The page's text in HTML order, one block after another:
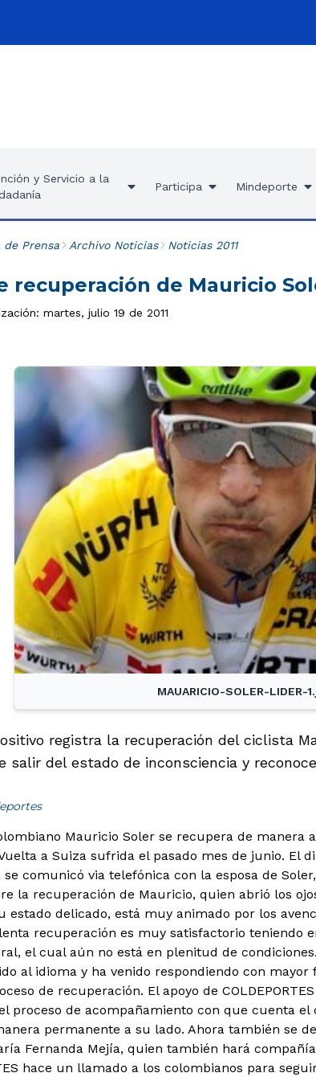
y Servicio a la
Participa Mindeporte
de Prensa Archivo Noticias Noticias 2011
recuperación de Mauricio
martes, julio 19 de 2011
MAUARICIO-SOLER-LIDER-
registra la recuperación del ciclista
salir del estado de inconsciencia y
Mauricio Soler se recupera de manera
a Suiza sufrida el pasado mes de junio. El
se comunicó via telefónica con la esposa de
la recuperación de Mauricio, quien abrió los
estado delicado, está muy animado por los
recuperación es muy satisfactorio teniendo
el cual aún no está en plenitud de
al idioma y ha venido respondiendo con
de recuperación. El apoyo de
proceso de acompañamiento con que cuenta
permanente a su lado. Ahora también se
Fernanda Mejía, quien también hará
hace un llamado a los colombianos para